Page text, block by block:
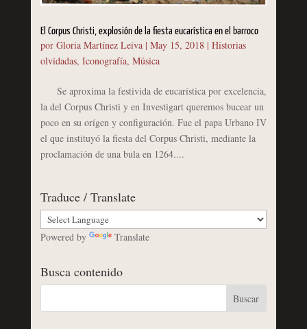
El Corpus Christi, explosión de la fiesta eucarística en el barroco
por Gloria Martínez Leiva| May 15, 2018| Historias
olvidadas, Iconografía, Música
Se aproxima la festivida de eucarística por excelencia,
la del Corpus Christi y en Investigart queremos bucear un
poco en su orígen y configuración. Fue el papa Urbano IV
el que instituyó la fiesta del Corpus Christi, mediante la
proclamación de una bula en 1264....
Traduce / Translate
Powered by Translate
Busca contenido